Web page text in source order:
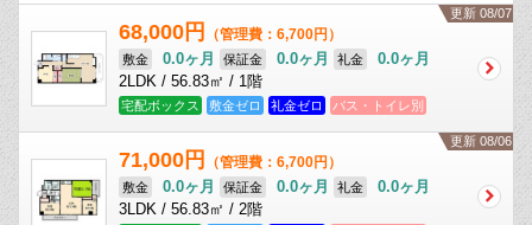
更新 08/07
68,000円 （管理費：6,700円）
敷金 0.0ヶ月 保証金 0.0ヶ月 礼金
0.0ヶ月
2LDK / 56.83㎡ / 1階
宅配ボックス 敷金ゼロ 礼金ゼロ バス・トイレ別
更新 08/06
71,000円 （管理費：6,700円）
敷金 0.0ヶ月 保証金 0.0ヶ月 礼金
0.0ヶ月
3LDK / 56.83㎡ / 2階